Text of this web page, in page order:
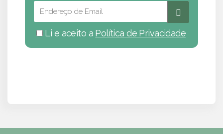
Li e aceito a Política de Privacidade